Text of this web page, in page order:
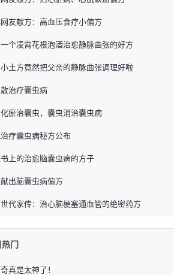
友献方：高血压食疗小偏方
个凌霄花根泡酒治愈静脉曲张的好方
土方竟然把父亲的静脉曲张调理好啦
治疗囊虫病
瘀治囊虫，囊虫消治囊虫病
疗囊虫病秘方公布
上的治愈脑囊虫病的方子
出脑囊虫病偏方
代家传：治心脑梗塞通血管的绝密药方
门
真是太神了！